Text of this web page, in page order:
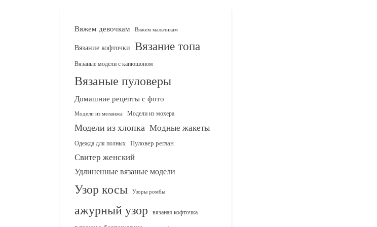
Вяжем девочкам Вяжем мальчикам
Вязание кофточки Вязание топа
Вязаные модели с капюшоном
Вязаные пуловеры
Домашние рецепты с фото
Модели из меланжа Модели из мохера
Модели из хлопка Модные жакеты
Одежда для полных Пуловер реглан
Свитер женский
Удлиненные вязаные модели
Узор косы Узоры ромбы
ажурный узор вязаная кофточка